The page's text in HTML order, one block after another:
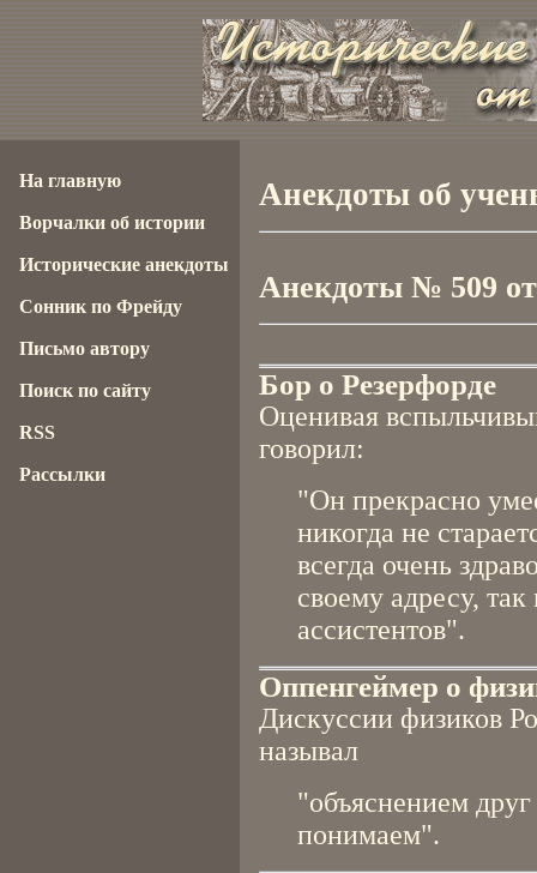
Анекдоты об
Анекдоты № 509 от
Бор о Резерфорде
Оценивая
говорил:
"Он прекрасно
никогда не
всегда очень
своему адресу,
ассистентов".
Оппенгеймер о
Дискуссии физиков
называл
"объяснением
понимаем".
На главную
Ворчалки об истории
Исторические анекдоты
Сонник по Фрейду
Письмо автору
Поиск по сайту
RSS
Рассылки